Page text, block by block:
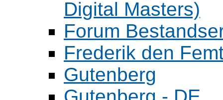
Digital Masters)
Forum
Frederik den
Gutenberg